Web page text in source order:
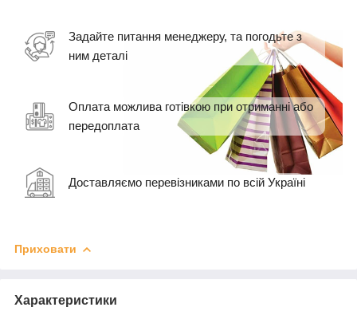
Задайте питання менеджеру, та погодьте з
ним деталі
Оплата можлива готівкою при отриманні або
передоплата
Доставляємо перевізниками по всій Україні
Приховати
Характеристики